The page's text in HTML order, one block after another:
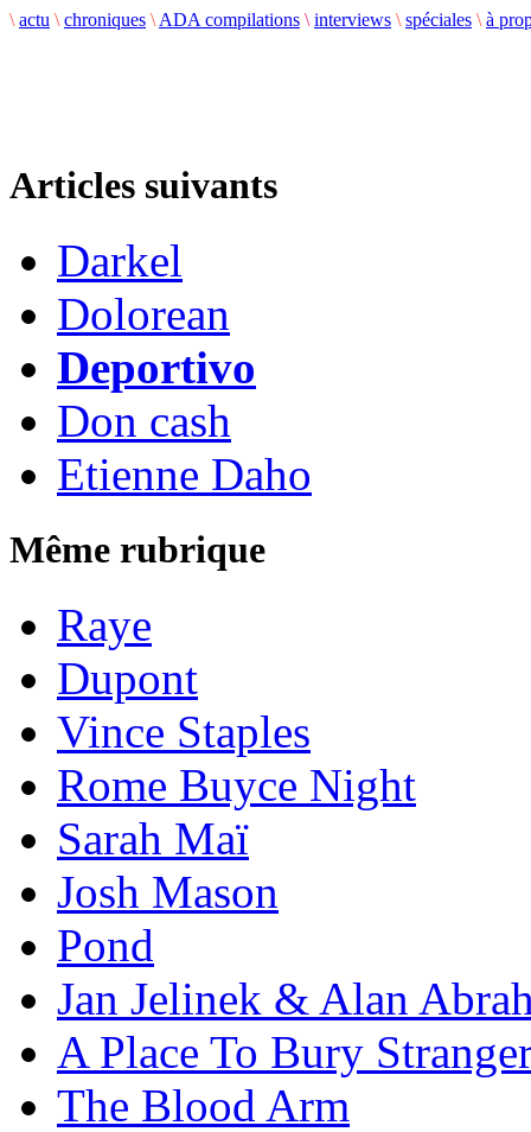
\ actu \ chroniques \ ADA compilations \ interviews \ spéciales \ à
Articles suivants
Darkel
Dolorean
Deportivo
Don cash
Etienne Daho
Même rubrique
Raye
Dupont
Vince Staples
Rome Buyce Night
Sarah Maï
Josh Mason
Pond
Jan Jelinek & Alan
A Place To Bury
The Blood Arm